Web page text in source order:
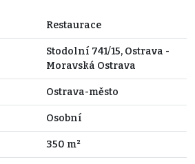
Restaurace
Stodolní 741/15, Ostrava -
Moravská Ostrava
Ostrava-město
Osobní
350 m²